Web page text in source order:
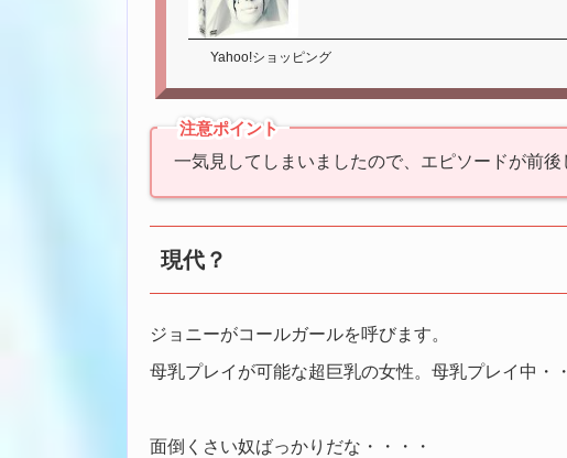
Yahoo!ショッピング
注意ポイント
一気見してしまいましたので、エピソードが前後
現代？
ジョニーがコールガールを呼びます。
母乳プレイが可能な超巨乳の女性。母乳プレイ中・
面倒くさい奴ばっかりだな・・・・